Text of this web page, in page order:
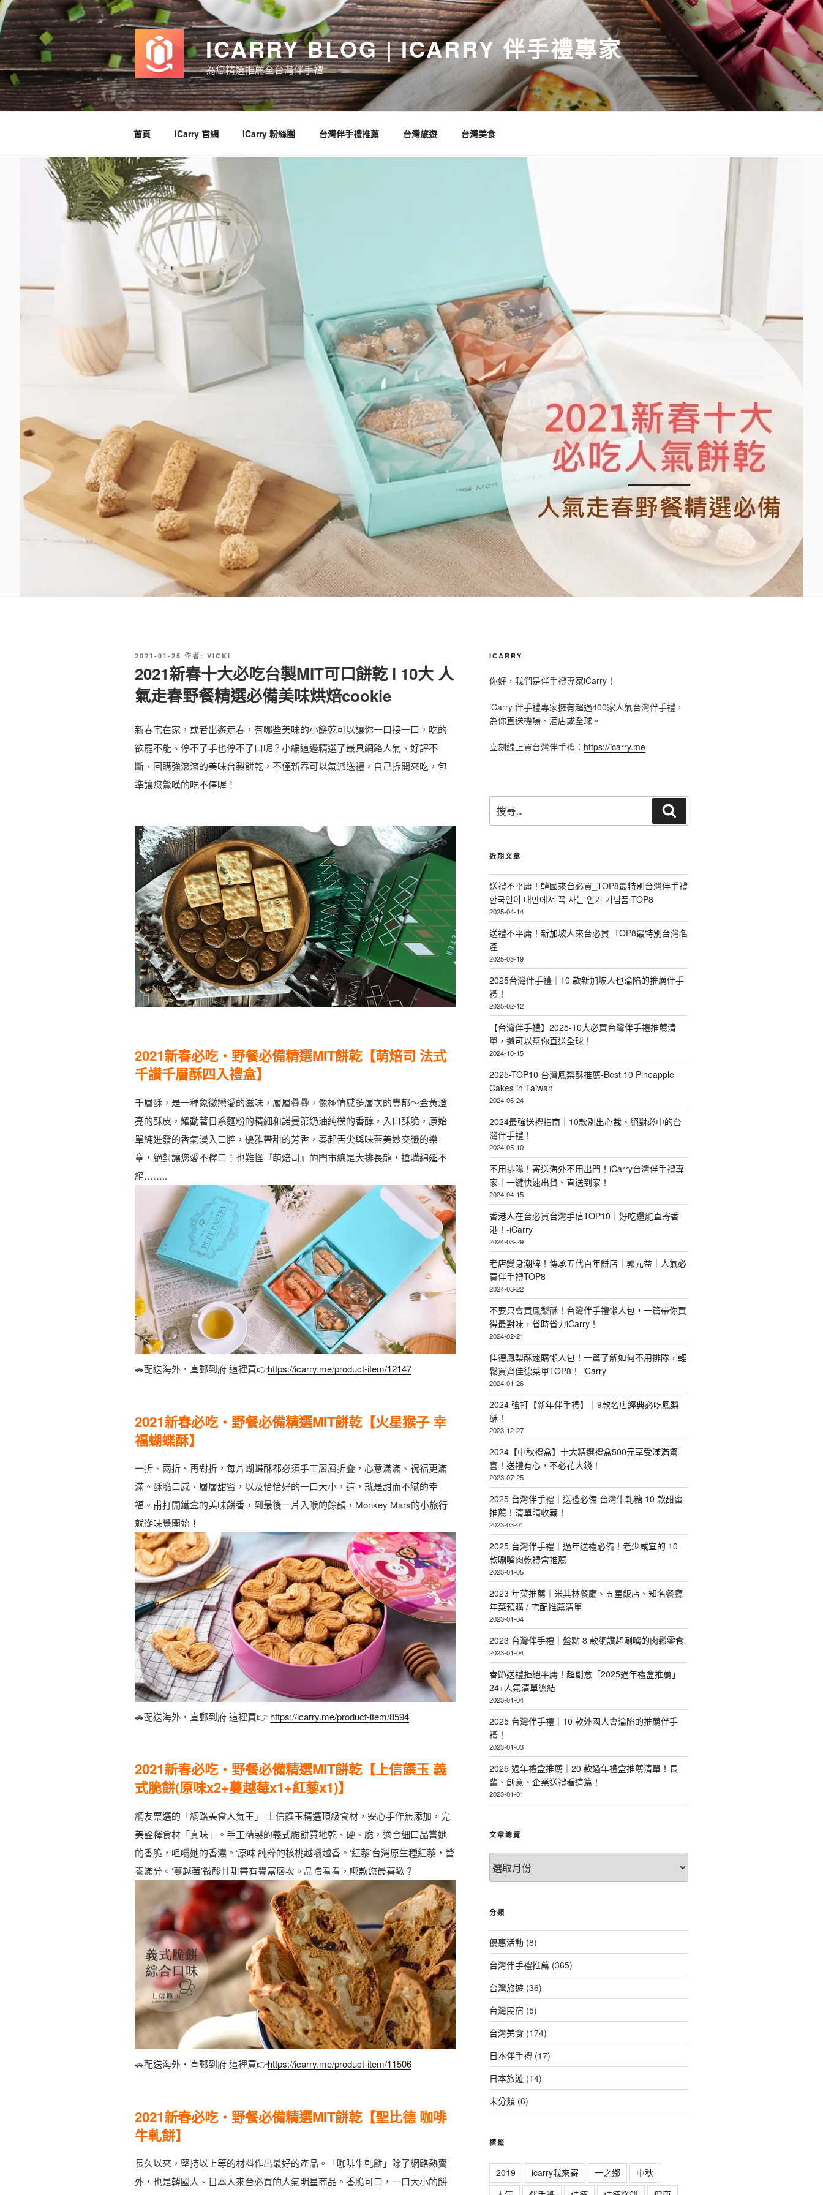
跳
至
主
要
內
容
ICARRY BLOG | ICARRY 伴手禮專家
為您精選推薦全台灣伴手禮
首頁 iCarry 官網 iCarry 粉絲團 台灣伴手禮推薦 台灣旅遊 台灣美食
發
於
2021-01-25 作者: VICKI
2021新春十大必吃台製MIT可口餅乾 l 10大 人
氣走春野餐精選必備美味烘焙cookie
新春宅在家，或者出遊走春，有哪些美味的小餅乾可以讓你一口接一口，吃的
欲罷不能、停不了手也停不了口呢？小編這邊精選了最具網路人氣、好評不
斷、回購強滾滾的美味台製餅乾，不僅新春可以氣派送禮，自己拆開來吃，包
準讓您驚嘆的吃不停喔！
2021新春必吃・野餐必備精選MIT餅乾【萌焙司 法式
千讃千層酥四入禮盒】
千層酥，是一種象徵戀愛的滋味，層層疊疊，像極情感多層次的豐郁～金黃澄
亮的酥皮，耀動著日系麵粉的精細和諾曼第奶油純樸的香醇，入口酥脆，原始
單純迸發的香氣漫入口腔，優雅帶甜的芳香，奏起舌尖與味蕾美妙交織的樂
章，絕對讓您愛不釋口！也難怪『萌焙司』的門市總是大排長龍，搶購綿延不
絕……..
🚗配送海外・直郵到府 這裡買👉https://icarry.me/product-item/12147
2021新春必吃・野餐必備精選MIT餅乾【火星猴子 幸
福蝴蝶酥】
一折、兩折、再對折，每片蝴蝶酥都必須手工層層折疊，心意滿滿、祝福更滿
滿。酥脆口感、層層甜蜜，以及恰恰好的一口大小，這，就是甜而不膩的幸
福。甫打開鐵盒的美味餅香，到最後一片入喉的餘韻，Monkey Mars的小旅行
就從味覺開始！
🚗配送海外・直郵到府 這裡買👉 https://icarry.me/product-item/8594
2021新春必吃・野餐必備精選MIT餅乾【上信饌玉 義
式脆餅(原味x2+蔓越莓x1+紅藜x1)】
網友票選的「網路美食人氣王」-上信饌玉精選頂級食材，安心手作無添加，完
美詮釋食材「真味」。手工精製的義式脆餅質地乾、硬、脆，適合細口品嘗她
的香脆，咀嚼她的香濃。‘原味’純粹的核桃越嚼越香。‘紅藜’台灣原生種紅藜，營
養滿分。‘蔓越莓’微酸甘甜帶有豐富層次。品嚐看看，哪款您最喜歡？
🚗配送海外・直郵到府 這裡買👉https://icarry.me/product-item/11506
2021新春必吃・野餐必備精選MIT餅乾【聖比德 咖啡
牛軋餅】
長久以來，堅持以上等的材料作出最好的產品。「咖啡牛軋餅」除了網路熱賣
外，也是韓國人、日本人來台必買的人氣明星商品。香脆可口，一口大小的餅
ICARRY
你好，我們是伴手禮專家iCarry！
iCarry 伴手禮專家擁有超過400家人氣台灣伴手禮，
為你直送機場、酒店或全球。
立刻線上買台灣伴手禮： https://icarry.me
尋
關
字
尋
近期文章
送禮不平庸！韓國來台必買_TOP8最特別台灣伴手禮
한국인이 대만에서 꼭 사는 인기 기념품 TOP8
2025-04-14
送禮不平庸！新加坡人來台必買_TOP8最特別台灣名
產
2025-03-19
2025台灣伴手禮｜10 款新加坡人也淪陷的推薦伴手
禮！
2025-02-12
【台灣伴手禮】2025-10大必買台灣伴手禮推薦清
單，還可以幫你直送全球！
2024-10-15
2025-TOP10 台灣鳳梨酥推薦-Best 10 Pineapple
Cakes in Taiwan
2024-06-24
2024最強送禮指南｜10款別出心裁、絕對必中的台
灣伴手禮！
2024-05-10
不用排隊！寄送海外不用出門！iCarry台灣伴手禮專
家｜一鍵快速出貨、直送到家！
2024-04-15
香港人在台必買台灣手信TOP10｜好吃還能直寄香
港！-iCarry
2024-03-29
老店變身潮牌！傳承五代百年餅店｜郭元益｜人氣必
買伴手禮TOP8
2024-03-22
不要只會買鳳梨酥！台灣伴手禮懶人包，一篇帶你買
得最對味，省時省力iCarry！
2024-02-21
佳德鳳梨酥速購懶人包！一篇了解如何不用排隊，輕
鬆買齊佳德菜單TOP8！-iCarry
2024-01-26
2024 強打【新年伴手禮】｜9款名店經典必吃鳳梨
酥！
2023-12-27
2024【中秋禮盒】十大精選禮盒500元享受滿滿驚
喜！送禮有心，不必花大錢！
2023-07-25
2025 台灣伴手禮｜送禮必備 台灣牛軋糖 10 款甜蜜
推薦！清單請收藏！
2023-03-01
2025 台灣伴手禮｜過年送禮必備！老少咸宜的 10
款唰嘴肉乾禮盒推薦
2023-01-05
2023 年菜推薦｜米其林餐廳、五星飯店、知名餐廳
年菜預購 / 宅配推薦清單
2023-01-04
2023 台灣伴手禮｜盤點 8 款網讚超涮嘴的肉鬆零食
2023-01-04
春節送禮拒絕平庸！超創意「2025過年禮盒推薦」
24+人氣清單總結
2023-01-04
2025 台灣伴手禮｜10 款外國人會淪陷的推薦伴手
禮！
2023-01-03
2025 過年禮盒推薦｜20 款過年禮盒推薦清單！長
輩、創意、企業送禮看這篇！
2023-01-01
文章總覽
章
總
分類
優惠活動(8)
台灣伴手禮推薦(365)
台灣旅遊(36)
台灣民宿 (5)
台灣美食(174)
日本伴手禮(17)
日本旅遊(14)
未分類(6)
標籤
2019 icarry我來寄 一之鄉
中秋